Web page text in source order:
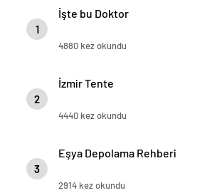
1
İşte bu Doktor
4880 kez okundu
2
İzmir Tente
4440 kez okundu
3
Eşya Depolama Rehberi
2914 kez okundu